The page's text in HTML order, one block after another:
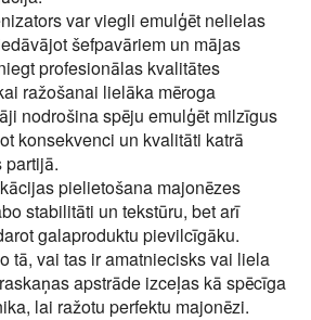
var viegli emulģēt nelielas
šefpavāriem un mājas
profesionālas kvalitātes
ražošanai lielāka mēroga
nodrošina spēju emulģēt milzīgus
konsekvenci un kvalitāti katrā
partijā.
pielietošana majonēzes
stabilitāti un tekstūru, bet arī
galaproduktu pievilcīgāku.
tā, vai tas ir amatniecisks vai liela
apstrāde izceļas kā spēcīga
lai ražotu perfektu majonēzi.